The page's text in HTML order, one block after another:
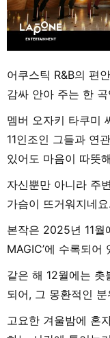
어쿠스틱 R&B의 편
감싸 안아 주는 한 곡
멤버 오자키 타쿠미
11인조인 그들과 연
있어도 마음이 따뜻
자신뿐만 아니라 주
가슴이 뜨거워지네요.
본작은 2025년 11월
MAGIC’에 수록되어
같은 해 12월에는 촛
되어, 그 몽환적인
고요한 겨울밤에 혼